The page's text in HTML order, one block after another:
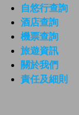
自悠行查詢
酒店查詢
機票查詢
旅遊資訊
關於我們
責任及細則